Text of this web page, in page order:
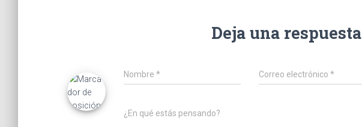
Deja una respuesta
Nombre * Correo electrónico*
¿En qué estás pensando?